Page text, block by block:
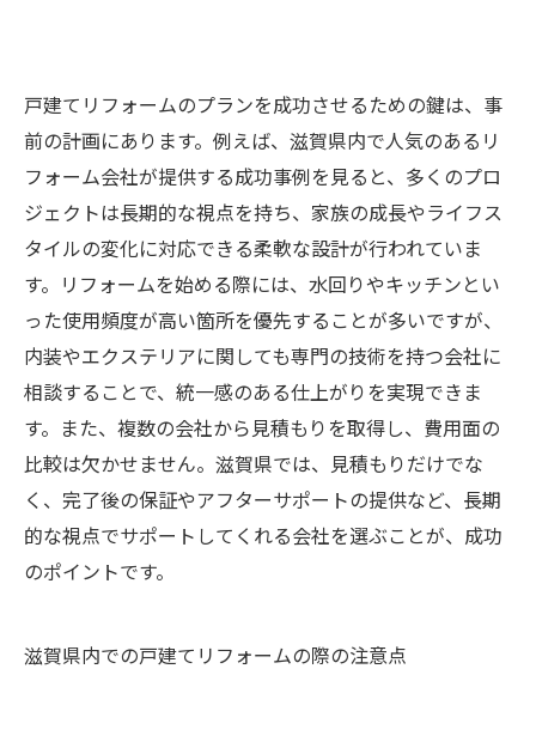
戸建てリフォームのプランを成功させるための鍵は、事
前の計画にあります。例えば、滋賀県内で人気のあるリ
フォーム会社が提供する成功事例を見ると、多くのプロ
ジェクトは長期的な視点を持ち、家族の成長やライフス
タイルの変化に対応できる柔軟な設計が行われていま
す。リフォームを始める際には、水回りやキッチンとい
った使用頻度が高い箇所を優先することが多いですが、
内装やエクステリアに関しても専門の技術を持つ会社に
相談することで、統一感のある仕上がりを実現できま
す。また、複数の会社から見積もりを取得し、費用面の
比較は欠かせません。滋賀県では、見積もりだけでな
く、完了後の保証やアフターサポートの提供など、長期
的な視点でサポートしてくれる会社を選ぶことが、成功
のポイントです。
滋賀県内での戸建てリフォームの際の注意点